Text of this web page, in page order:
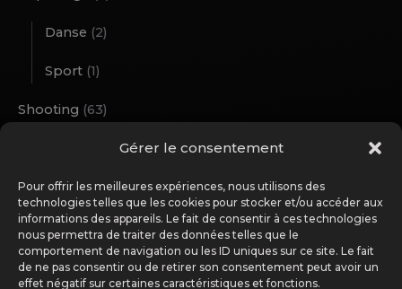
Gérer le consentement
Pour offrir les meilleures expériences, nous utilisons des
technologies telles que les cookies pour stocker et/ou accéder aux
informations des appareils. Le fait de consentir à ces technologies
nous permettra de traiter des données telles que le
comportement de navigation ou les ID uniques sur ce site. Le fait
de ne pas consentir ou de retirer son consentement peut avoir un
effet négatif sur certaines caractéristiques et fonctions.
Danse (2)
Sport (1)
Shooting (63)
(12)
Studio(51)
Street Art(1)
Travel Notes(11)